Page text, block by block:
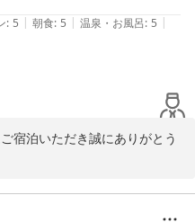
＞
: 5 | 朝食: 5 | 温泉・お風呂: 5 |
宿泊いただき誠にありがとう
取ることが出来るロケーショ
渡す眺め等をご覧頂き、日頃